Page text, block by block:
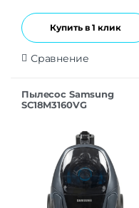
Купить в 1 клик
Сравнение
Пылесос Samsung
SC18M3160VG